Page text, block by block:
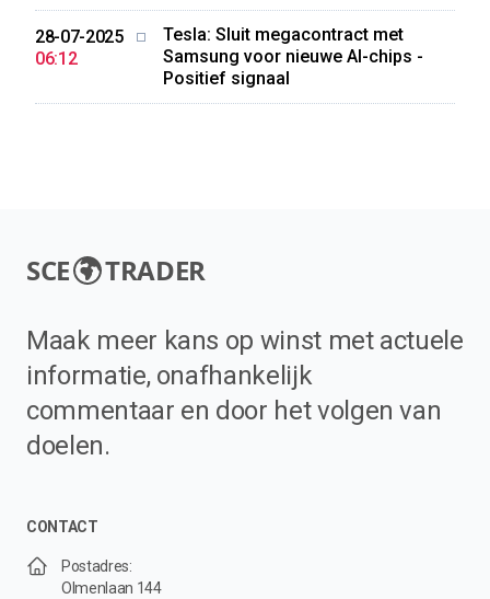
28-07-2025
06:12
Tesla: Sluit megacontract met
Samsung voor nieuwe AI-chips -
Positief signaal
SCE TRADER
Maak meer kans op winst met actuele
informatie, onafhankelijk
commentaar en door het volgen van
doelen.
CONTACT
Postadres:
Olmenlaan 144